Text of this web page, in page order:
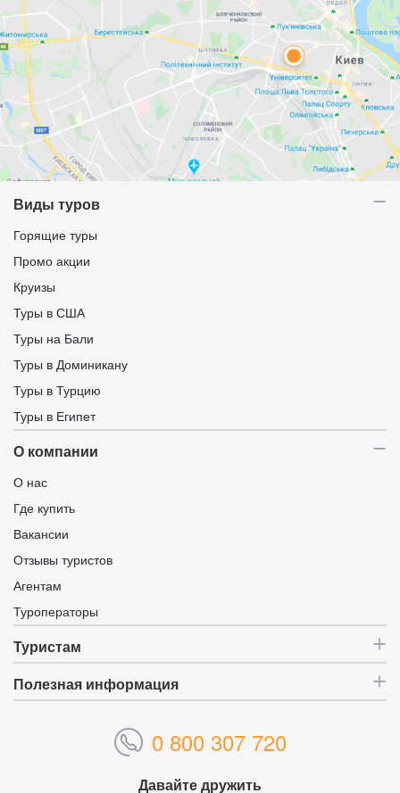
Виды туров
Горящие туры
Промо акции
Круизы
Туры в США
Туры на Бали
Туры в Доминикану
Туры в Турцию
Туры в Египет
О компании
О нас
Где купить
Вакансии
Отзывы туристов
Агентам
Туроператоры
Туристам
Полезная информация
0 800 307 720
Давайте дружить